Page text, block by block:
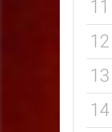
11
12
13
14